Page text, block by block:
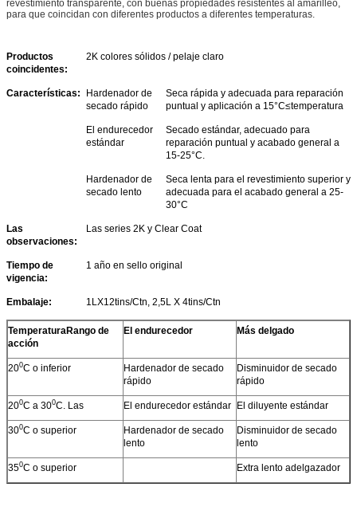
revestimiento transparente, con buenas propiedades resistentes al amarilleo,
para que coincidan con diferentes productos a diferentes temperaturas.
Productos
coincidentes:
2K colores sólidos / pelaje claro
Características:
Hardenador de
secado rápido
Seca rápida y adecuada para reparación
puntual y aplicación a 15°C≤temperatura
El endurecedor
estándar
Secado estándar, adecuado para
reparación puntual y acabado general a
15-25°C.
Hardenador de
secado lento
Seca lenta para el revestimiento superior y
adecuada para el acabado general a 25-
30°C
Las
observaciones:
Las series 2K y Clear Coat
Tiempo de
vigencia:
1 año en sello original
Embalaje: 1LX12tins/Ctn, 2,5L X 4tins/Ctn
TemperaturaRango de
acción
El endurecedor Más delgado
200C o inferior
Hardenador de secado
rápido
Disminuidor de secado
rápido
200C a 300C. Las El endurecedor estándar El diluyente estándar
300C o superior
Hardenador de secado
lento
Disminuidor de secado
lento
350C o superior Extra lento adelgazador